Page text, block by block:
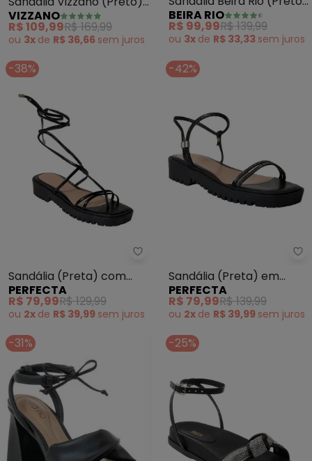
em Sintético
VIZZANO
R$ 109,99R$ 169,99
ou 3x de R$ 36,66 sem juros
em Simtético
BEIRA RIO
R$ 99,99R$ 139,99
ou 3x de R$ 33,33 sem juros
-38%
Perfecta - Sandália (Preta)
Sandália (Preta) com
Amarração
PERFECTA
R$ 79,99R$ 129,99
ou 2x de R$ 39,99 sem juros
-42%
Sandália (Preta) em
Sintético
PERFECTA
R$ 79,99R$ 139,99
ou 2x de R$ 39,99 sem juros
-31% -25%